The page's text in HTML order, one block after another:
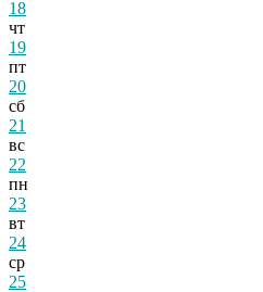
18
чт
19
пт
20
сб
21
вс
22
пн
23
вт
24
ср
25